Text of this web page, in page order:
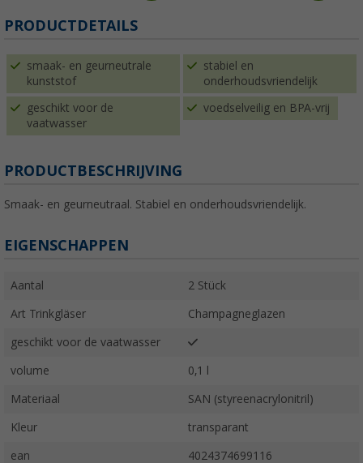
PRODUCTDETAILS
smaak- en geurneutrale
kunststof
stabiel en
onderhoudsvriendelijk
geschikt voor de
vaatwasser
voedselveilig en BPA-vrij
PRODUCTBESCHRIJVING
Smaak- en geurneutraal. Stabiel en onderhoudsvriendelijk.
EIGENSCHAPPEN
Aantal 2 Stück
Art Trinkgläser Champagneglazen
geschikt voor de vaatwasser
volume 0,1 l
Materiaal SAN (styreenacrylonitril)
Kleur transparant
ean 4024374699116